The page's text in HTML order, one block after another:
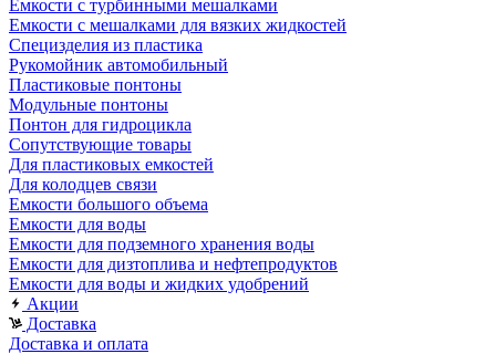
Емкости с турбинными мешалками
Емкости с мешалками для вязких жидкостей
Специзделия из пластика
Рукомойник автомобильный
Пластиковые понтоны
Модульные понтоны
Понтон для гидроцикла
Сопутствующие товары
Для пластиковых емкостей
Для колодцев связи
Емкости большого объема
Емкости для воды
Емкости для подземного хранения воды
Емкости для дизтоплива и нефтепродуктов
Емкости для воды и жидких удобрений
Акции
Доставка
Доставка и оплата